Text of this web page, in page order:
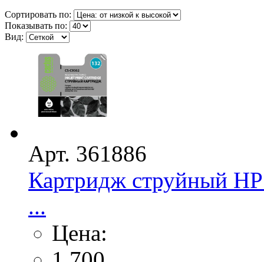
Сортировать по:
Показывать по:
Вид:
Арт. 361886
Картридж струйный
...
Цена: